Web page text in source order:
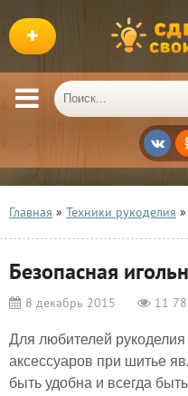
Главная » Техники рукоделия »
Безопасная
8 декабрь 2015 11
Для любителей
аксессуаров при шитье
быть удобна и всегда